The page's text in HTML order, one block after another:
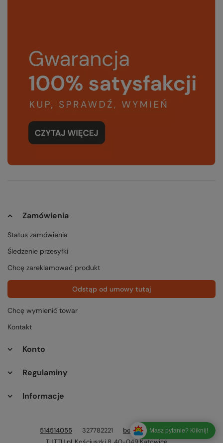
Zamówienia
Status zamówienia
Śledzenie przesyłki
Chcę zareklamować produkt
Odstąp od umowy tutaj
Chcę wymienić towar
Kontakt
Konto
Regulaminy
Informacje
514514055 327782221
bok@tuttu.pl
TUTTU.pl,Kościuszki 8,40-049Katowice
Masz pytanie? Kliknij!